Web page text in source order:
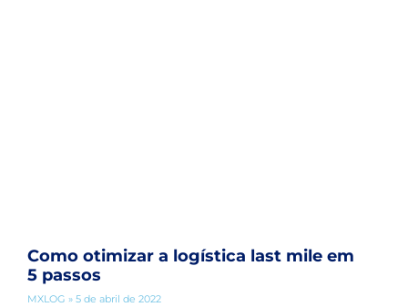
Como otimizar a logística last mile em
5 passos
MXLOG 5 de abril de 2022